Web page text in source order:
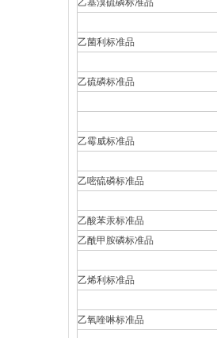
乙基溴硫磷标准品
乙菌利标准品
乙硫磷标准品
乙霉威标准品
乙嘧硫磷标准品
乙酸苯汞标准品
乙酰甲胺磷标准品
乙烯利标准品
乙氧喹啉标准品